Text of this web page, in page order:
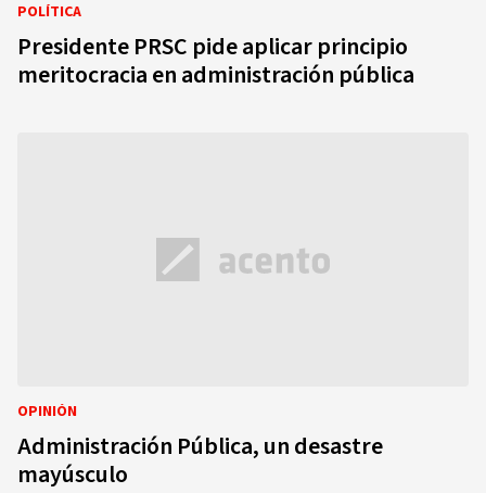
POLÍTICA
Presidente PRSC pide aplicar principio
meritocracia en administración pública
OPINIÓN
Administración Pública, un desastre
mayúsculo